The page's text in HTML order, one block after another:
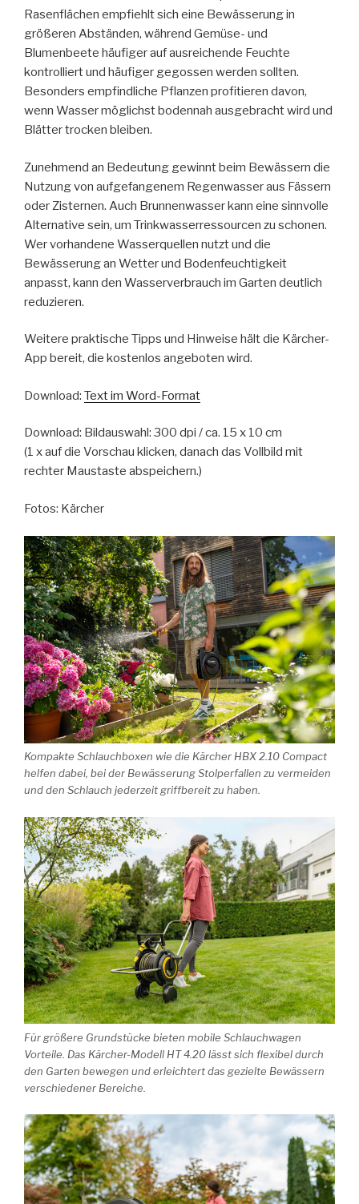
Rasenflächen empfiehlt sich eine Bewässerung in
größeren Abständen, während Gemüse- und
Blumenbeete häufiger auf ausreichende Feuchte
kontrolliert und häufiger gegossen werden sollten.
Besonders empfindliche Pflanzen profitieren davon,
wenn Wasser möglichst bodennah ausgebracht wird und
Blätter trocken bleiben.
Zunehmend an Bedeutung gewinnt beim Bewässern die
Nutzung von aufgefangenem Regenwasser aus Fässern
oder Zisternen. Auch Brunnenwasser kann eine sinnvolle
Alternative sein, um Trinkwasserressourcen zu schonen.
Wer vorhandene Wasserquellen nutzt und die
Bewässerung an Wetter und Bodenfeuchtigkeit
anpasst, kann den Wasserverbrauch im Garten deutlich
reduzieren.
Weitere praktische Tipps und Hinweise hält die Kärcher-
App bereit, die kostenlos angeboten wird.
Download: Text im Word-Format
Download: Bildauswahl: 300 dpi / ca. 15 x 10 cm
(1 x auf die Vorschau klicken, danach das Vollbild mit
rechter Maustaste abspeichern.)
Fotos: Kärcher
Kompakte Schlauchboxen wie die Kärcher HBX 2.10 Compact
helfen dabei, bei der Bewässerung Stolperfallen zu vermeiden
und den Schlauch jederzeit griffbereit zu haben.
Für größere Grundstücke bieten mobile Schlauchwagen
Vorteile. Das Kärcher-Modell HT 4.20 lässt sich flexibel durch
den Garten bewegen und erleichtert das gezielte Bewässern
verschiedener Bereiche.